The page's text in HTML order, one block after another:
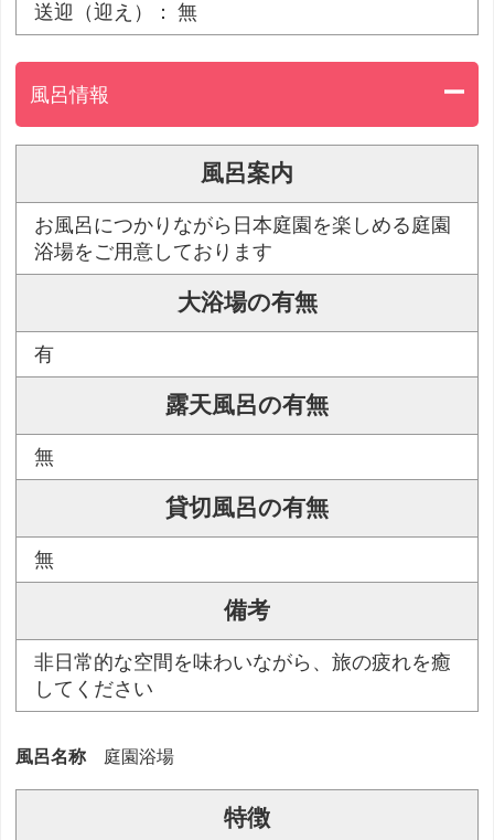
送迎（迎え）： 無
風呂情報
風呂案内
お風呂につかりながら日本庭園を楽しめる庭園
浴場をご用意しております
大浴場の有無
有
露天風呂の有無
無
貸切風呂の有無
無
備考
非日常的な空間を味わいながら、旅の疲れを癒
してください
風呂名称 庭園浴場
特徴